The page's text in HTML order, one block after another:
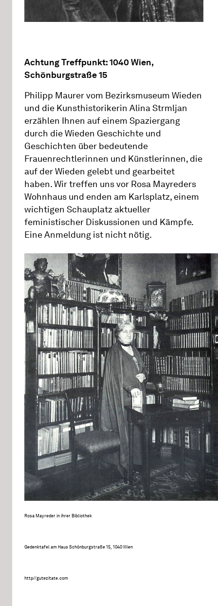
Achtung Treffpunkt: 1040 Wien,
Schönburgstraße 15
Philipp Maurer vom Bezirksmuseum Wieden
und die Kunsthistorikerin Alina Strmljan
erzählen Ihnen auf einem Spaziergang
durch die Wieden Geschichte und
Geschichten über bedeutende
Frauenrechtlerinnen und Künstlerinnen, die
auf der Wieden gelebt und gearbeitet
haben. Wir treffen uns vor Rosa Mayreders
Wohnhaus und enden am Karlsplatz, einem
wichtigen Schauplatz aktueller
feministischer Diskussionen und Kämpfe.
Eine Anmeldung ist nicht nötig.
Rosa Mayreder in ihrer Bibliothek
Gedenktafel am Haus Schönburgstraße 15, 1040 Wien
http//gutezitate.com